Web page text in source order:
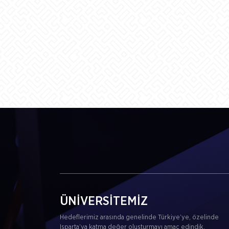
ÜNİVERSİTEMİZ
Hedeflerimiz arasında genelinde Türkiye’ye, özelinde
Isparta’ya katma değer oluşturmayı amaç edindik.